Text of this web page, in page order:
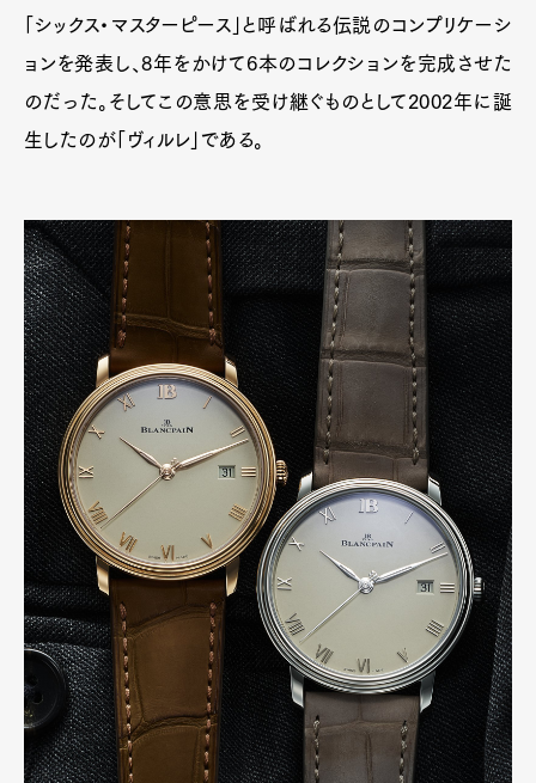
「シックス・マスターピース」と呼ばれる伝説のコンプリケーシ
ョンを発表し、8年をかけて6本のコレクションを完成させた
のだった。そしてこの意思を受け継ぐものとして2002年に誕
生したのが「ヴィルレ」である。